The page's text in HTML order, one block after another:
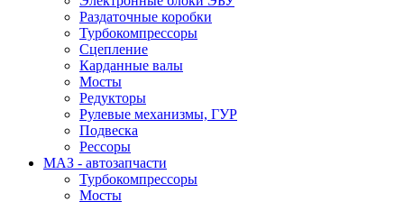
Раздаточные коробки
Турбокомпрессоры
Сцепление
Карданные валы
Мосты
Редукторы
Рулевые механизмы, ГУР
Подвеска
Рессоры
МАЗ - автозапчасти
Турбокомпрессоры
Мосты